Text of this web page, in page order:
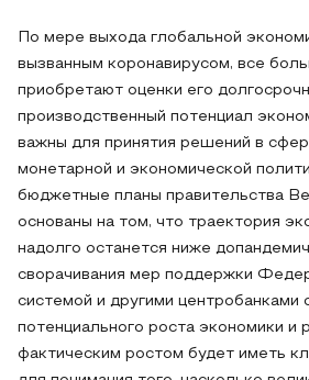
По мере выхода глобальной
вызванным коронавирусом, все
приобретают оценки его
производственный потенциал
важны для принятия решений в
монетарной и экономической
бюджетные планы правительства
основаны на том, что траектория
надолго останется ниже
сворачивания мер поддержки
системой и другими центробанками
потенциального роста экономики и
фактическим ростом будет иметь